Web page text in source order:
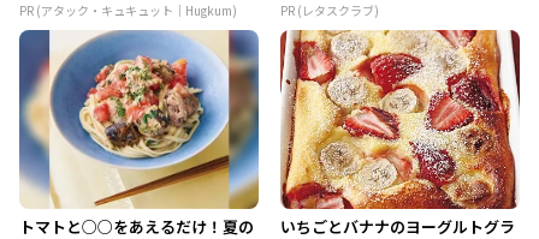
PR (アタック・キュキュット｜Hugkum) PR (レタスクラブ)
トマトと○○をあえるだけ！夏の
いちごとバナナのヨーグルトグラ